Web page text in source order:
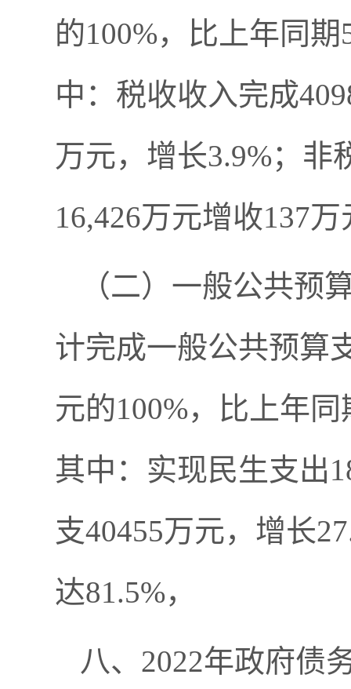
的100%，比上年同
中：税收收入完成
万元，增长3.9%；非
16,426万元增收137
（二）一般公共预
计完成一般公共预算
元的100%，比上年
其中：实现民生支出
支40455万元，增长
达81.5%，
八、2022年政府债